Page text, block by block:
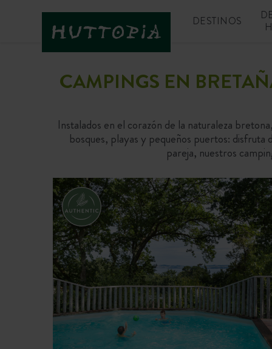
DESTINOS
CAMPINGS EN
Instalados en el corazón de la naturaleza
bosques, playas y pequeños puertos: disfruta
pareja, nuestros